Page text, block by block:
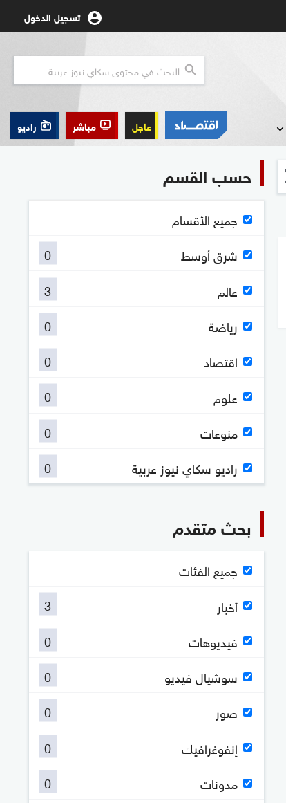
تسجيل الدخول
عاجل مباشر راديو
حسب القسم
جميع الأقسام
شرق أوسط
0
عالم
3
رياضة
0
اقتصاد
0
علوم
0
منوعات
0
راديو سكاي نيوز عربية
0
بحث متقدم
جميع الفئات
أخبار
3
فيديوهات
0
سوشيال فيديو
0
صور
0
إنفوغرافيك
0
مدونات
0